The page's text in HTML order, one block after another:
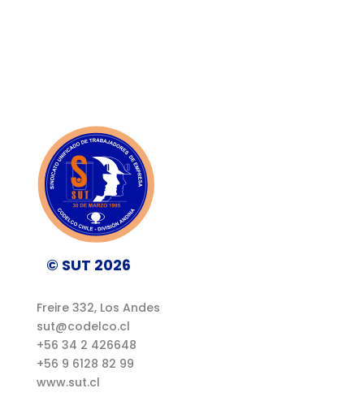
© SUT 2026
Freire 332, Los Andes
sut@codelco.cl
+56 34 2 426648
+56 9 6128 82 99
www.sut.cl